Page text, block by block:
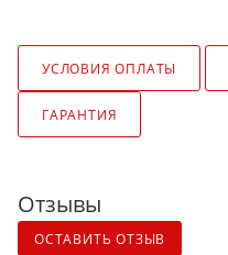
УСЛОВИЯ ОПЛАТЫ
ГАРАНТИЯ
Отзывы
ОСТАВИТЬ ОТЗЫВ